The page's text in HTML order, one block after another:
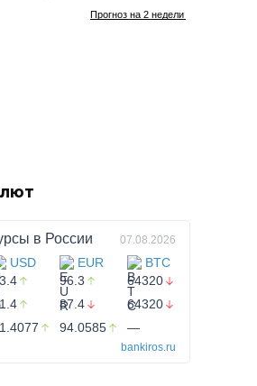
в России 07.08.2026
USD EUR BTC
96.3 64320
87.4 64320
94.0585 —
bankiros.ru